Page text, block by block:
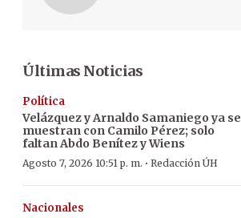
Últimas Noticias
Política
Velázquez y Arnaldo Samaniego ya se
muestran con Camilo Pérez; solo
faltan Abdo Benítez y Wiens
Agosto 7, 2026 10:51 p. m. · Redacción ÚH
Nacionales